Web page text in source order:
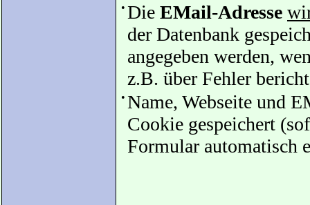
• Die EMail-Adresse
der Datenbank
angegeben werden,
z.B. über Fehler
• Name, Webseite und
Cookie gespeichert
Formular automatisch